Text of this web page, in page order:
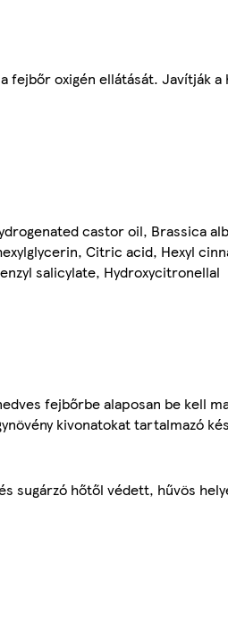
fejbőr oxigén ellátását. Javítják
castor oil, Brassica
Citric acid, Hexyl
salicylate, Hydroxycitronellal
fejbőrbe alaposan be kell
kivonatokat tartalmazó
sugárzó hőtől védett, hűvös